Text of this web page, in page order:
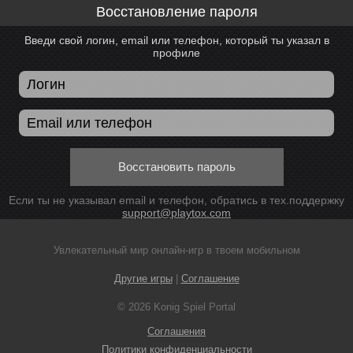
Восстановление пароля
Введи свой логин, email или телефон, который ты указал в
профиле
Восстановить пароль
Если ты не указывал email и телефон, обратись в тех.поддержку
support@playtox.com
Увлекательный мир онлайн-игр в твоем мобильном
Другие игры| Соглашение
© 2026 Konig Spiel Portal
Соглашения
Политики конфиденциальности